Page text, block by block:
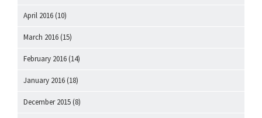
April 2016 (10)
March 2016 (15)
February 2016 (14)
January 2016 (18)
December 2015 (8)